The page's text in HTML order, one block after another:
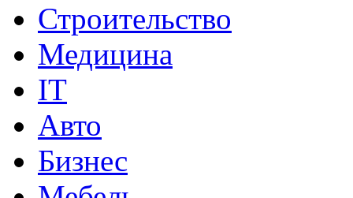
Строительство
Медицина
IT
Авто
Бизнес